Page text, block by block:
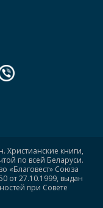
Христианские книги,
по всей Беларуси.
«Благовест» Союза
от 27.10.1999, выдан
при Совете